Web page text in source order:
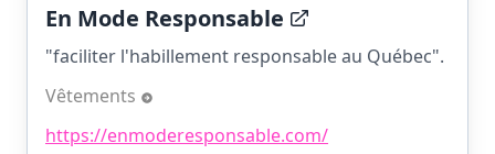
En Mode Responsable
"faciliter l'habillement responsable au Québec".
Vêtements
https://enmoderesponsable.com/